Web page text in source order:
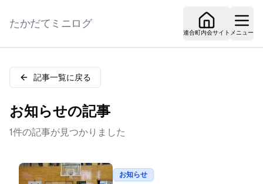
たかだてミニログ
連合町内会サイト メニュー
記事一覧に戻る
お知らせの記事
1件の記事が見つかりました
お知らせ